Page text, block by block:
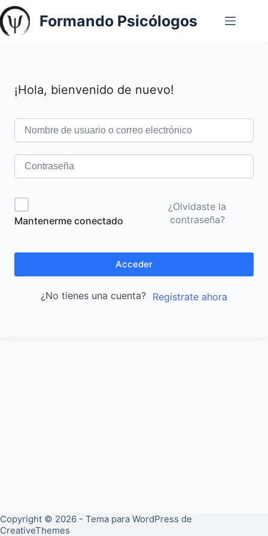
Saltar
al
contenido
Formando Psicólogos
¡Hola, bienvenido de nuevo!
Mantenerme conectado
¿Olvidaste la
contraseña?
Acceder
¿No tienes una cuenta? Regístrate ahora
Copyright © 2026 - Tema para WordPress de
CreativeThemes